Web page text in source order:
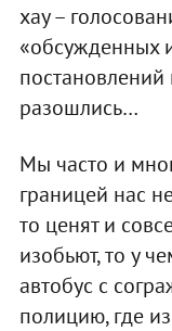
хау –
«обсужденных
разошлись…
Мы часто и
границей нас
то ценят и
изобьют, то у
автобус с
полицию, где